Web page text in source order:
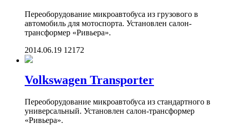
Переоборудование микроавтобуса из грузового в
автомобиль для мотоспорта. Установлен салон-
трансформер «Ривьера».
2014.06.19 12172
Volkswagen Transporter
Переоборудование микроавтобуса из стандартного в
универсальный. Установлен салон-трансформер
«Ривьера».